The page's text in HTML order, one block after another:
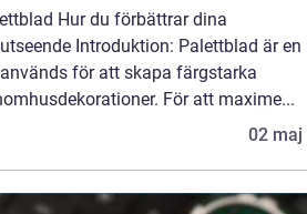
Hur du förbättrar dina
Introduktion: Palettblad är en
för att skapa färgstarka
För att maxime...
02 maj